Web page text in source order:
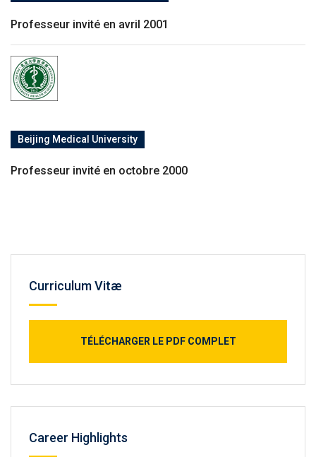
Professeur invité en avril 2001
Beijing Medical University
Professeur invité en octobre 2000
Curriculum Vitæ
TÉLÉCHARGER LE PDF COMPLET
Career Highlights